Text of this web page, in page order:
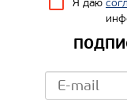
Я даю